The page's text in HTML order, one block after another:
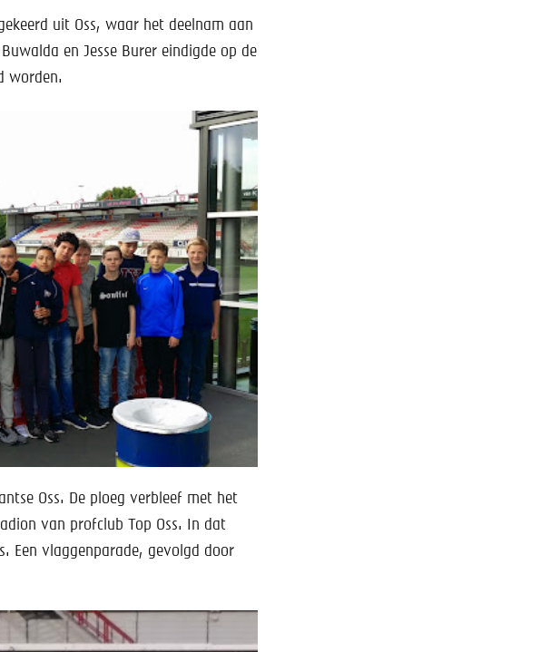
uit Oss, waar het deelnam aan
en Jesse Burer eindigde op de
worden.
Oss. De ploeg verbleef met het
van profclub Top Oss. In dat
Een vlaggenparade, gevolgd door